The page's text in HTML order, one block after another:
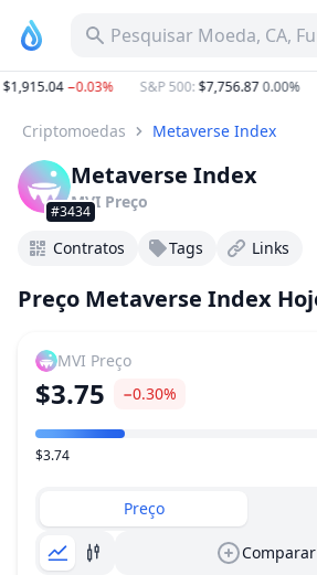
Pesquisar Moeda, CA,
−0.03% S&P 500:$7,756.870.00%
Criptomoedas Metaverse Index
#3434
Metaverse Index
MVI Preço
Contratos Tags Links
Preço Metaverse Index
MVI Preço
$3.75 −0.30%
Faixa de preço
$3.74
Preço
Comparar